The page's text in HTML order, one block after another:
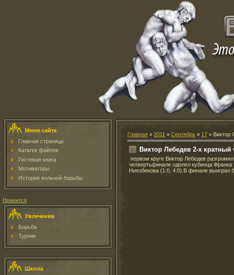
Меню сайта
Главная страница
Каталог файлов
Гостевая книга
Мотиваторы
История вольной борьбы
Нравится
Увлечения
Борьба
Турник
Школа
Главная » 2011 » Сентябрь » 17 » Виктор
Виктор Лебедев 2-х
первом круге Виктор Лебедев
четвертьфинале одолел кубинца
Ниязбекова (1:0, 4:0).В финале выиграл